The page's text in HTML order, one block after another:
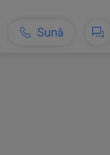
Sună